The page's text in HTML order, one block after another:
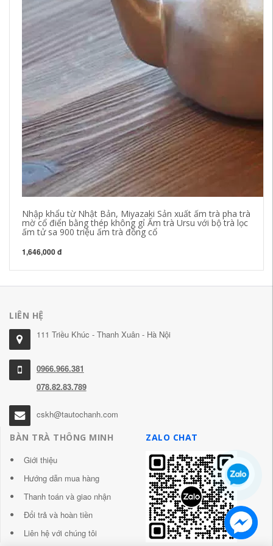
Nhập khẩu từ Nhật Bản, Miyazaki Sản xuất ấm trà pha trà
mờ cổ điển bằng thép không gỉ Ấm trà Ursu với bộ trà lọc
ấm tử sa 900 triệu ấm trà đồng cổ
1,646,000 đ
LIÊN HỆ
111 Triều Khúc - Thanh Xuân - Hà Nội
0966.966.381
078.82.83.789
cskh@tautochanh.com
BÀN TRÀ THÔNG MINH
Giới thiệu
Hướng dẫn mua hàng
Thanh toán và giao nhận
Đổi trả và hoàn tiền
Liên hệ với chúng tôi
ZALO CHAT